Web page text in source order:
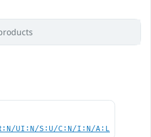
UI:N/S:U/C:N/I:N/A:L